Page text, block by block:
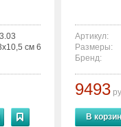
см 6936763300627
Артикул:
Размеры:
Бренд:
9493
В